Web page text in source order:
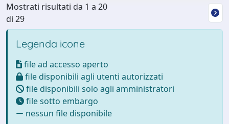
Mostrati risultati da 1 a 20
di 29
Legenda icone
file ad accesso aperto
file disponibili agli utenti autorizzati
file disponibili solo agli amministratori
file sotto embargo
nessun file disponibile